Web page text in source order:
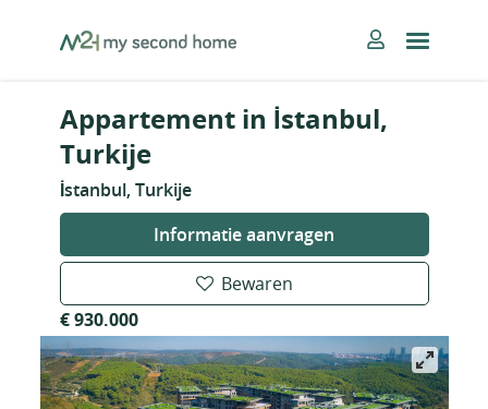
MySecondHome
Appartement in İstanbul,
Turkije
İstanbul, Turkije
Informatie aanvragen
Bewaren
€ 930.000